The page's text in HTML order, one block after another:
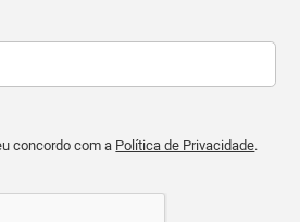
concordo com a Política de Privacidade.